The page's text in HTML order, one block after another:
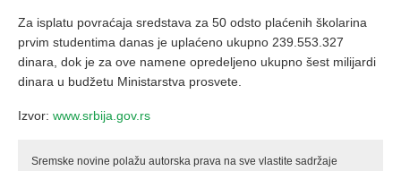
Za isplatu povraćaja sredstava za 50 odsto plaćenih školarina
prvim studentima danas je uplaćeno ukupno 239.553.327
dinara, dok je za ove namene opredeljeno ukupno šest milijardi
dinara u budžetu Ministarstva prosvete.
Izvor: www.srbija.gov.rs
Sremske novine polažu autorska prava na sve vlastite sadržaje